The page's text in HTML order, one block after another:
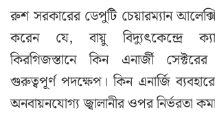
রুশ সরকারের ডেপুটি চেয়ারম্যান
করেন যে, বায়ু বিদ্যুৎকেন্দ্রে
কিরগিজস্তানে কিন এনার্জী
গুরুত্বপূর্ণ পদক্ষেপ। কিন এনার্জি
অনবায়নযোগ্য জ্বালানীর ওপর নির্ভরতা